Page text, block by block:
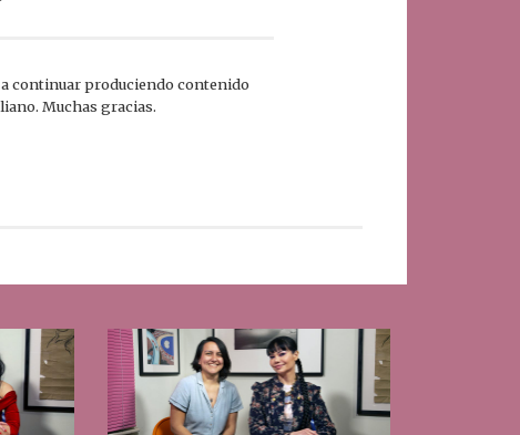
continuar produciendo contenido
Muchas gracias.